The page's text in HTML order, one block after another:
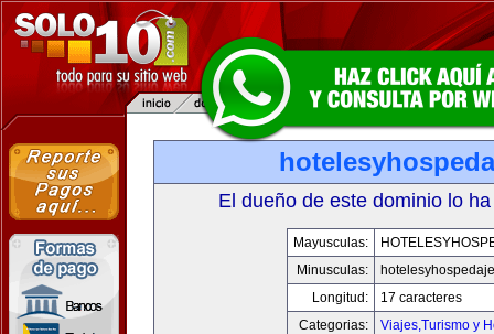
El dueño de este dominio lo
Mayusculas:
Minusculas:
Longitud:
17 caracteres
Categorias:
Viajes,Turismo y